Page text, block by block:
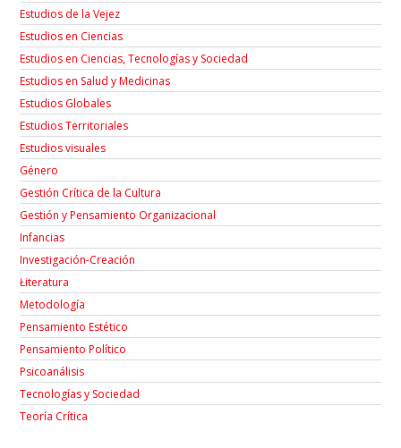
Estudios de la Vejez
Estudios en Ciencias
Estudios en Ciencias, Tecnologías y Sociedad
Estudios en Salud y Medicinas
Estudios Globales
Estudios Territoriales
Estudios visuales
Género
Gestión Crítica de la Cultura
Gestión y Pensamiento Organizacional
Infancias
Investigación-Creación
Łiteratura
Metodología
Pensamiento Estético
Pensamiento Político
Psicoanálisis
Tecnologías y Sociedad
Teoría Crítica